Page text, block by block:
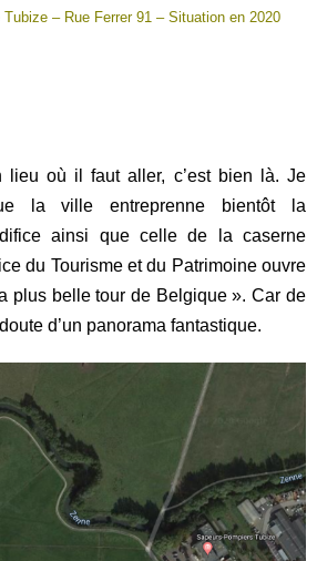
– Rue Ferrer 91 – Situation en 2020
lieu où il faut aller, c’est bien là. Je
la ville entreprenne bientôt la
ainsi que celle de la caserne
du Tourisme et du Patrimoine ouvre
plus belle tour de Belgique ». Car de
d’un panorama fantastique.